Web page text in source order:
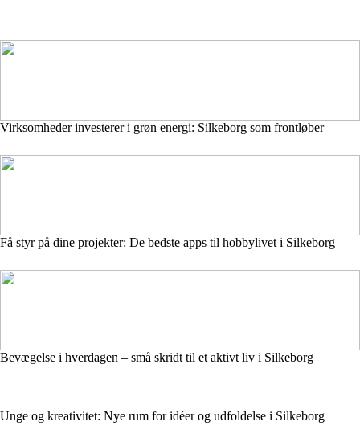
Virksomheder investerer i grøn energi: Silkeborg som frontløber
Få styr på dine projekter: De bedste apps til hobbylivet i Silkeborg
Bevægelse i hverdagen – små skridt til et aktivt liv i Silkeborg
Unge og kreativitet: Nye rum for idéer og udfoldelse i Silkeborg